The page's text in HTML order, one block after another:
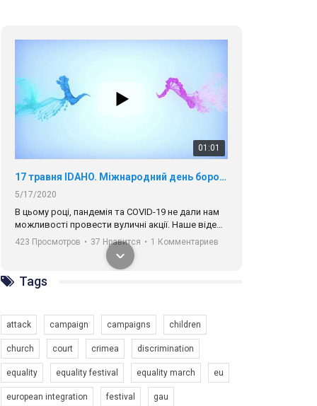
01:01
17 травня IDAHO. Міжнародний день боротьби з гомофобією трансфобією і біфобія.
5/17/2020
В цьому році, пандемія та COVІD-19 не дали нам
можливості провести вуличні акції. Наше відео-
звернення про те, що навіть коли ми у різних
містах та не можемо зустрінеться, ми разом. Ми
закликаємо всіх хто поділяє цінності рівності та
солідарності, приєднатися до нас. Регіональні
підрозділи ГАУ є в 16 областях України.
423 Просмотров • 37 Нравится • 1 Комментариев
Tags
attack campaign campaigns children
church court crimea discrimination
equality equality festival equality march eu
european integration festival gau